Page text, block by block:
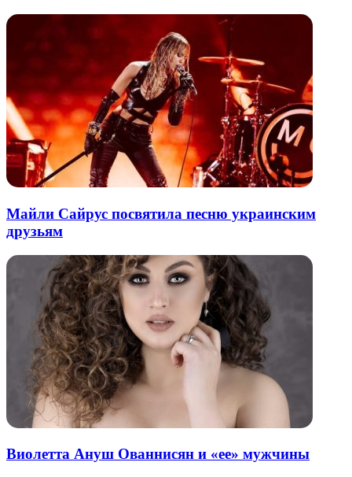
Майли Сайрус посвятила песню украинским
друзьям
Виолетта Ануш Ованнисян и «ее» мужчины